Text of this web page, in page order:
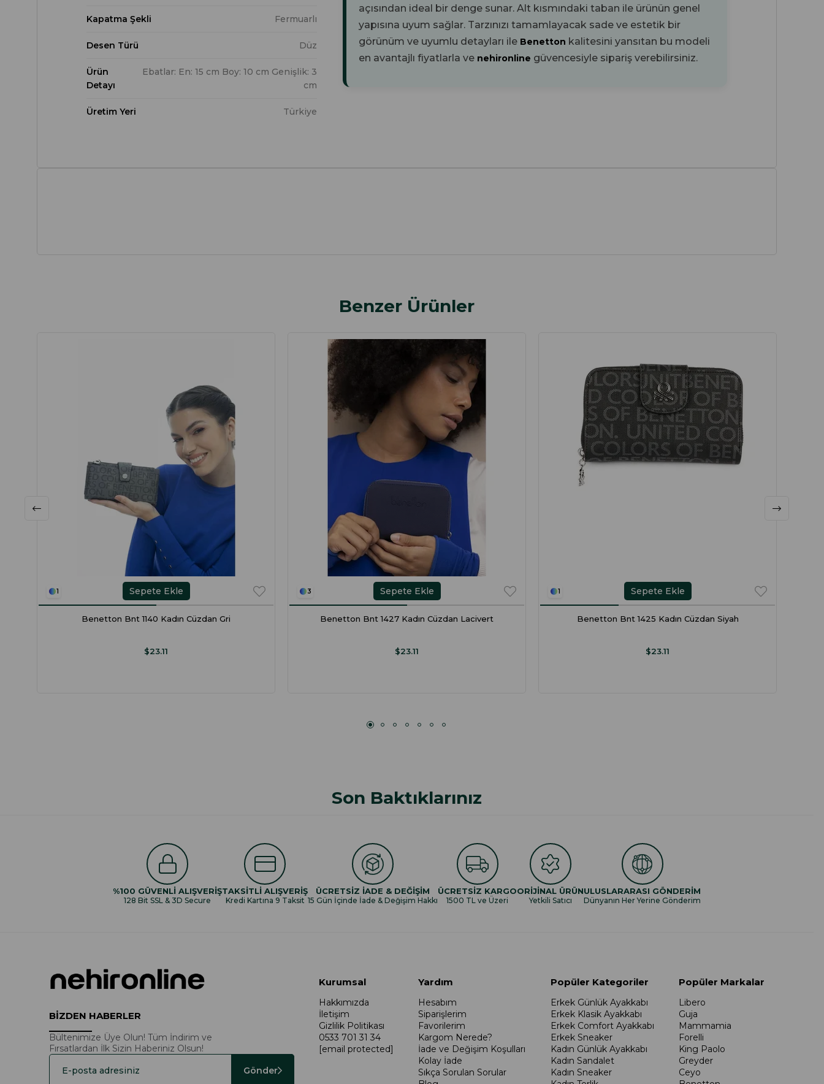
Kapatma Şekli Fermuarlı
Desen Türü Düz
Ürün
Detayı
Ebatlar: En: 15 cm Boy: 10 cm Genişlik: 3
cm
Üretim Yeri Türkiye
açısından ideal bir denge sunar. Alt kısmındaki taban ile ürünün genel
yapısına uyum sağlar. Tarzınızı tamamlayacak sade ve estetik bir
görünüm ve uyumlu detayları ile Benetton kalitesini yansıtan bu modeli
en avantajlı fiyatlarla ve nehironline güvencesiyle sipariş verebilirsiniz.
Benzer Ürünler
1
Benetton Bnt 1140 Kadın Cüzdan Gri
$23.11
Sepete Ekle 3
Benetton Bnt 1427 Kadın Cüzdan Lacivert
$23.11
Sepete Ekle 1
Benetton Bnt 1425 Kadın Cüzdan Siyah
$23.11
Sepete Ekle
Son Baktıklarınız
%100 GÜVENLİ ALIŞVERİŞ
128 Bit SSL & 3D Secure
TAKSİTLİ ALIŞVERİŞ
Kredi Kartına 9 Taksit
ÜCRETSİZ İADE & DEĞİŞİM
15 Gün İçinde İade & Değişim Hakkı
ÜCRETSİZ KARGO
1500 TL ve Üzeri
ORİJİNAL ÜRÜN
Yetkili Satıcı
ULUSLARARASI GÖNDERİM
Dünyanın Her Yerine Gönderim
BİZDEN HABERLER
Bültenimize Üye Olun! Tüm İndirim ve
Fırsatlardan İlk Sizin Haberiniz Olsun!
Gönder
Kurumsal
Hakkımızda
İletişim
Gizlilik Politikası
0533 701 31 34
[email protected]
Yardım
Hesabım
Siparişlerim
Favorilerim
Kargom Nerede?
İade ve Değişim Koşulları
Kolay İade
Sıkça Sorulan Sorular
Popüler Kategoriler
Erkek Günlük Ayakkabı
Erkek Klasik Ayakkabı
Erkek Comfort Ayakkabı
Erkek Sneaker
Kadın Günlük Ayakkabı
Kadın Sandalet
Kadın Sneaker
Popüler Markalar
Libero
Guja
Mammamia
Forelli
King Paolo
Greyder
Ceyo